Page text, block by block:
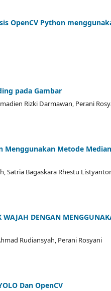
OpenCV Python
pada Gambar
Rizki Darmawan, Perani
Menggunakan Metode
Satria Bagaskara Rhestu
DENGAN
Rudiansyah, Perani Rosyani
Dan OpenCV